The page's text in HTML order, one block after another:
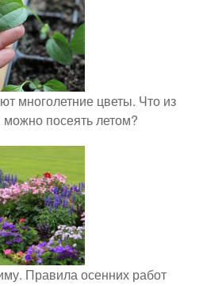
многолетние цветы. Что из
можно посеять летом?
Правила осенних работ